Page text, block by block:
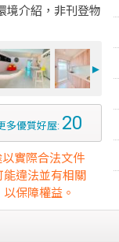
境介紹，非刊登物
►
多優質好屋: 20
實際合法文件
違法並有相關
保障權益。